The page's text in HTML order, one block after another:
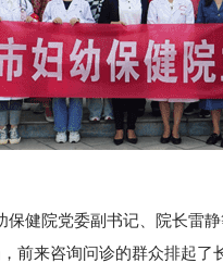
健院党委副书记、院长雷
前来咨询问诊的群众排起